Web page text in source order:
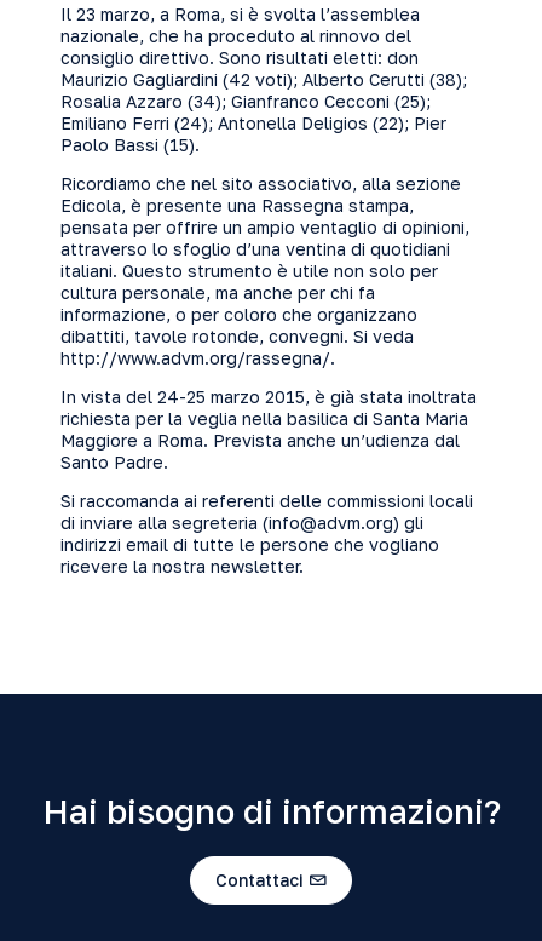
Il 23 marzo, a Roma, si è svolta l’assemblea
nazionale, che ha proceduto al rinnovo del
consiglio direttivo. Sono risultati eletti: don
Maurizio Gagliardini (42 voti); Alberto Cerutti (38);
Rosalia Azzaro (34); Gianfranco Cecconi (25);
Emiliano Ferri (24); Antonella Deligios (22); Pier
Paolo Bassi (15).
Ricordiamo che nel sito associativo, alla sezione
Edicola, è presente una Rassegna stampa,
pensata per offrire un ampio ventaglio di opinioni,
attraverso lo sfoglio d’una ventina di quotidiani
italiani. Questo strumento è utile non solo per
cultura personale, ma anche per chi fa
informazione, o per coloro che organizzano
dibattiti, tavole rotonde, convegni. Si veda
http://www.advm.org/rassegna/.
In vista del 24-25 marzo 2015, è già stata inoltrata
richiesta per la veglia nella basilica di Santa Maria
Maggiore a Roma. Prevista anche un’udienza dal
Santo Padre.
Si raccomanda ai referenti delle commissioni locali
di inviare alla segreteria (info@advm.org) gli
indirizzi email di tutte le persone che vogliano
ricevere la nostra newsletter.
Hai bisogno di informazioni?
Contattaci